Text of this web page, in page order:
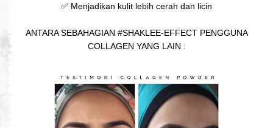
✅ Menjadikan kulit lebih cerah dan licin
ANTARA SEBAHAGIAN #SHAKLEE-EFFECT PENGGUNA
COLLAGEN YANG LAIN :